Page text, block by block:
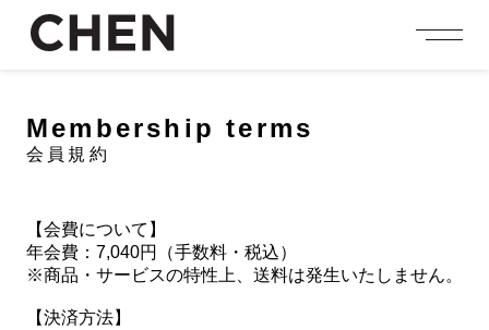
NEWS
PROFILE
プロフィール
EVENT
Membership terms
会員規約
【会費について】
年会費：7,040円（手数料・税込）
※商品・サービスの特性上、送料は発生いたしません。
【決済方法】